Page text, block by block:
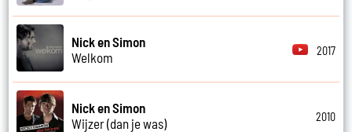
Nick en Simon
Welkom
2017
Nick en Simon
Wijzer (dan je was)
2010